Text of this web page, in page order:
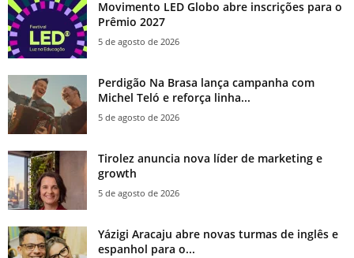
Movimento LED Globo abre inscrições para o
Prêmio 2027
5 de agosto de 2026
Perdigão Na Brasa lança campanha com
Michel Teló e reforça linha...
5 de agosto de 2026
Tirolez anuncia nova líder de marketing e
growth
5 de agosto de 2026
Yázigi Aracaju abre novas turmas de inglês e
espanhol para o...